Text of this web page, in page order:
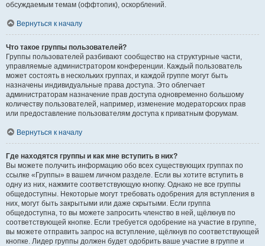
обсуждаемым темам (оффтопик), оскорблений.
Вернуться к началу
Что такое группы пользователей?
Группы пользователей разбивают сообщество на структурные части,
управляемые администратором конференции. Каждый пользователь
может состоять в нескольких группах, и каждой группе могут быть
назначены индивидуальные права доступа. Это облегчает
администраторам назначение прав доступа одновременно большому
количеству пользователей, например, изменение модераторских прав
или предоставление пользователям доступа к приватным форумам.
Вернуться к началу
Где находятся группы и как мне вступить в них?
Вы можете получить информацию обо всех существующих группах по
ссылке «Группы» в вашем личном разделе. Если вы хотите вступить в
одну из них, нажмите соответствующую кнопку. Однако не все группы
общедоступны. Некоторые могут требовать одобрения для вступления в
них, могут быть закрытыми или даже скрытыми. Если группа
общедоступна, то вы можете запросить членство в ней, щёлкнув по
соответствующей кнопке. Если требуется одобрение на участие в группе,
вы можете отправить запрос на вступление, щёлкнув по соответствующей
кнопке. Лидер группы должен будет одобрить ваше участие в группе и